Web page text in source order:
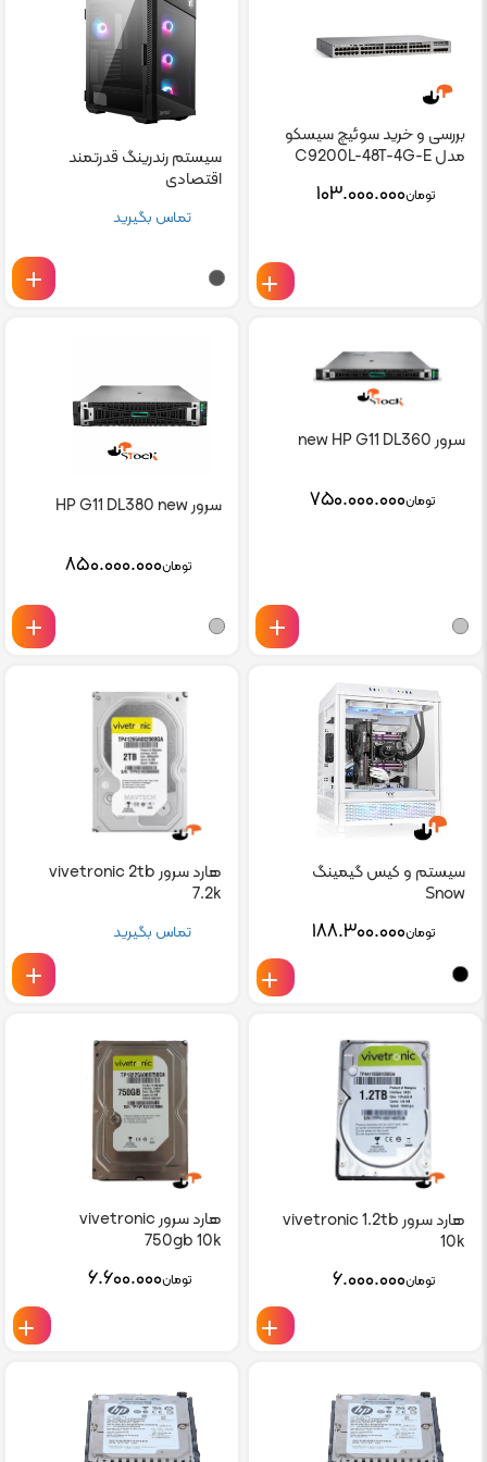
بررسی و خرید سوئیچ سیسکو
مدل C9200L-48T-4G-E
تومان۱۰۳.۰۰۰.۰۰۰
سیستم رندرینگ قدرتمند
اقتصادی
تماس بگیرید
سرور new HP G11 DL360
تومان۷۵۰.۰۰۰.۰۰۰ سرور HP G11 DL380 new
تومان۸۵۰.۰۰۰.۰۰۰
سیستم و کیس گیمینگ
Snow
تومان۱۸۸.۳۰۰.۰۰۰
هارد سرور vivetronic 2tb
7.2k
تماس بگیرید
هارد سرور vivetronic 1.2tb
10k
تومان۶.۰۰۰.۰۰۰
هارد سرور vivetronic
750gb 10k
تومان۶.۶۰۰.۰۰۰